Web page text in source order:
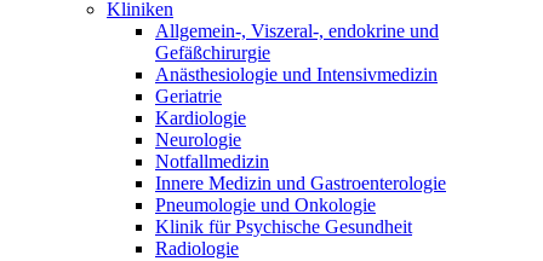
Kliniken
Allgemein-, Viszeral-, endokrine und
Gefäßchirurgie
Anästhesiologie und Intensivmedizin
Geriatrie
Kardiologie
Neurologie
Notfallmedizin
Innere Medizin und Gastroenterologie
Pneumologie und Onkologie
Klinik für Psychische Gesundheit
Radiologie